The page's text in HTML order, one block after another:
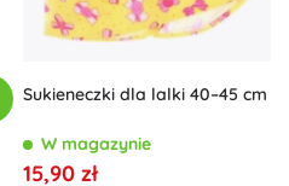
Sukieneczki dla lalki 40–45 cm
W magazynie
15,90 zł